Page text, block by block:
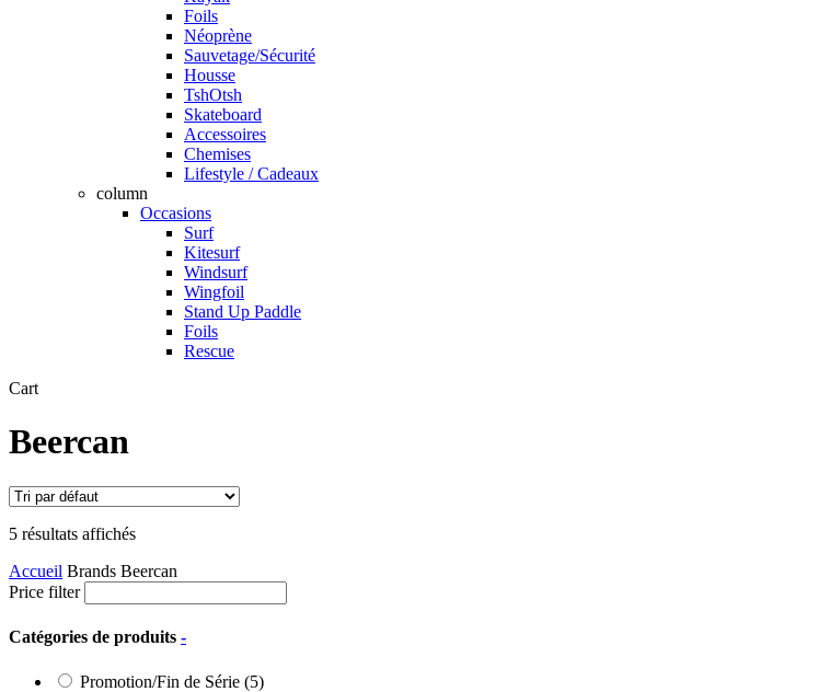
Foils
Néoprène
Sauvetage/Sécurité
Housse
TshOtsh
Skateboard
Accessoires
Chemises
Lifestyle / Cadeaux
column
Occasions
Surf
Kitesurf
Windsurf
Wingfoil
Stand Up Paddle
Foils
Rescue
CartClose
Beercan
5 résultats affichés
Accueil Brands Beercan
Price filter
Catégories de produits -
Promotion/Fin de Série (5)